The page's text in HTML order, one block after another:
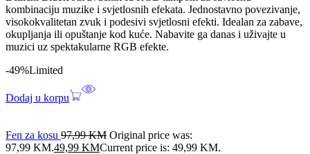
kombinaciju muzike i svjetlosnih efekata. Jednostavno povezivanje,
visokokvalitetan zvuk i podesivi svjetlosni efekti. Idealan za zabave,
okupljanja ili opuštanje kod kuće. Nabavite ga danas i uživajte u
muzici uz spektakularne RGB efekte.
-49%Limited
Dodaj u korpu
Fen za kosu 97,99KM Original price was:
97,99 KM.49,99 KMCurrent price is: 49,99 KM.